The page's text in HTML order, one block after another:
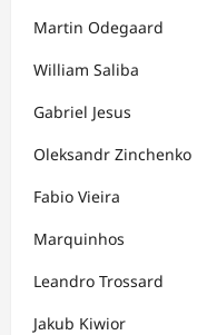
Martin Odegaard
William Saliba
Gabriel Jesus
Oleksandr Zinchenko
Fabio Vieira
Marquinhos
Leandro Trossard
Jakub Kiwior